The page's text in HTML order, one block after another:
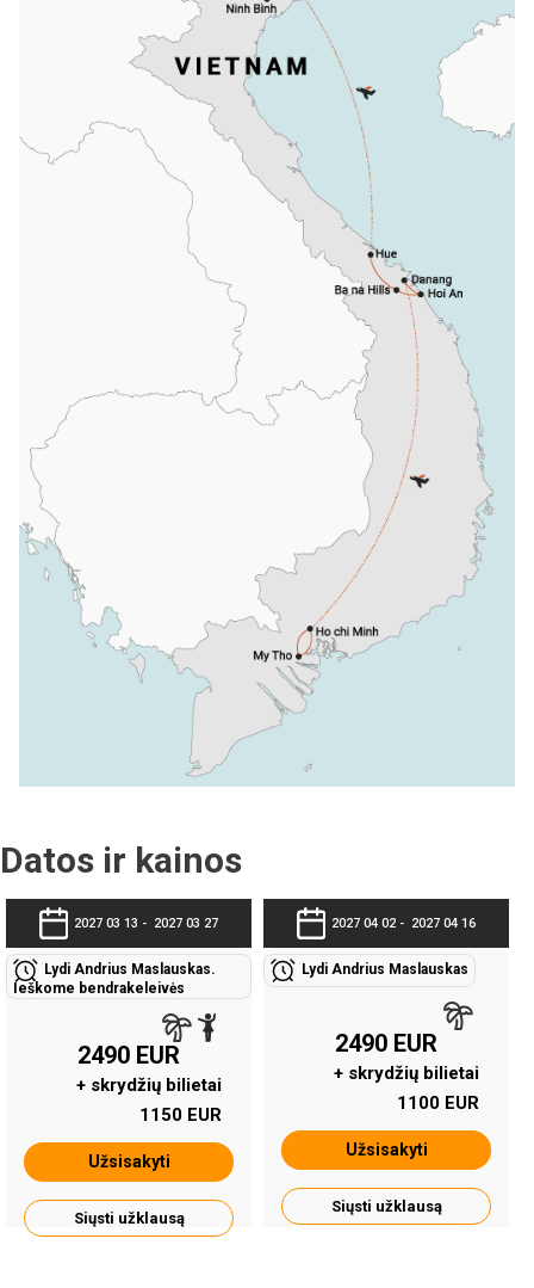
Datos ir kainos
2027 03 13 - 2027 03 27
Lydi Andrius Maslauskas.
Ieškome bendrakeleivės
2490 EUR
+ skrydžių bilietai
1150 EUR
Užsisakyti
Siųsti užklausą
2027 04 02 - 2027 04 16
Lydi Andrius Maslauskas
2490 EUR
+ skrydžių bilietai
1100 EUR
Užsisakyti
Siųsti užklausą